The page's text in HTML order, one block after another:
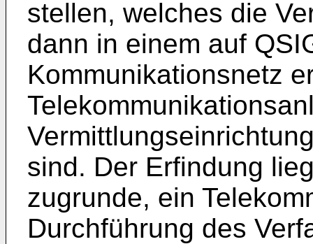
stellen, welches die
dann in einem auf
Kommunikationsnetz
sind. Der Erfindung
zugrunde, ein
Durchführung des